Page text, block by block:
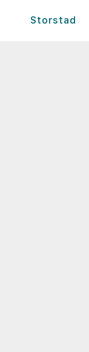
Storstad